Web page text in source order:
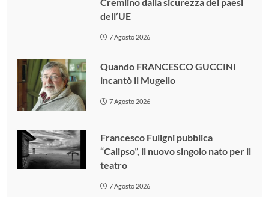
dell’UE
7 Agosto 2026
Quando FRANCESCO GUCCINI
incantò il Mugello
7 Agosto 2026
Francesco Fuligni pubblica
“Calipso”, il nuovo singolo nato per il
teatro
7 Agosto 2026